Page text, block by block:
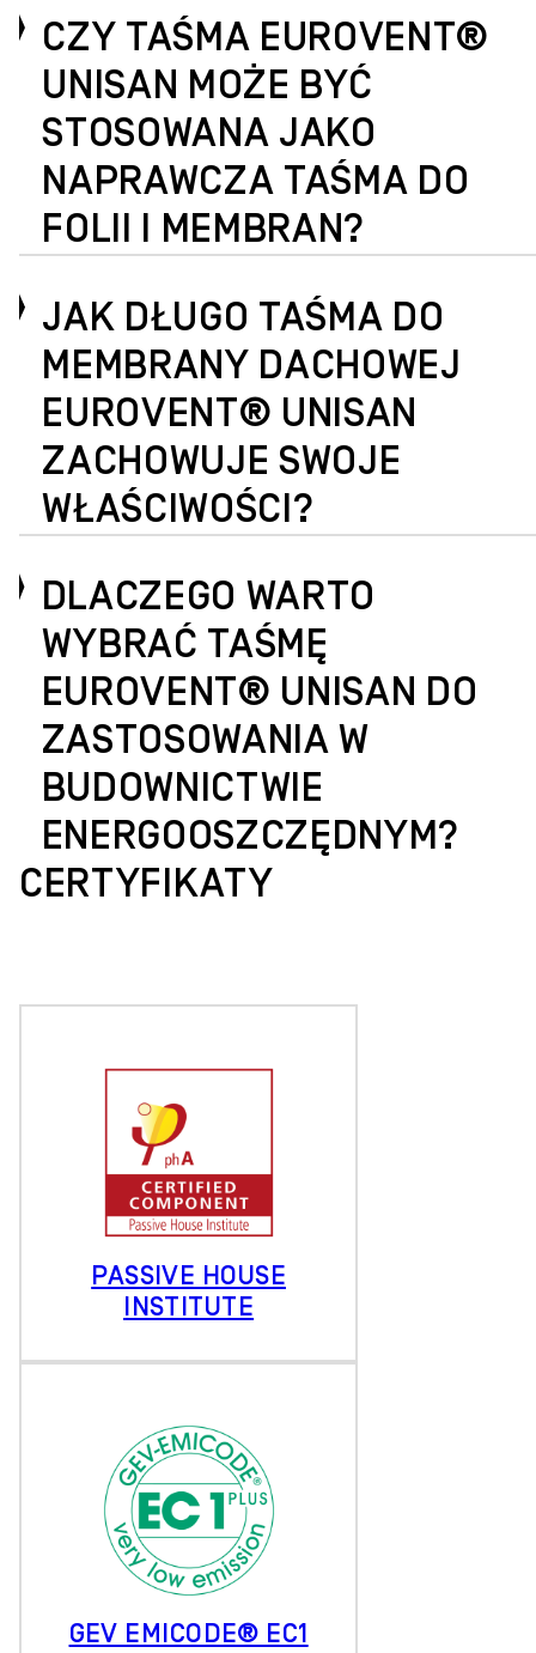
CZY TAŚMA EUROVENT®
UNISAN MOŻE BYĆ
STOSOWANA JAKO
NAPRAWCZA TAŚMA DO
FOLII I MEMBRAN?
JAK DŁUGO TAŚMA DO
MEMBRANY DACHOWEJ
EUROVENT® UNISAN
ZACHOWUJE SWOJE
WŁAŚCIWOŚCI?
DLACZEGO WARTO
WYBRAĆ TAŚMĘ
EUROVENT® UNISAN DO
ZASTOSOWANIA W
BUDOWNICTWIE
ENERGOOSZCZĘDNYM?
CERTYFIKATY
PASSIVE HOUSE
INSTITUTE
GEV EMICODE® EC1